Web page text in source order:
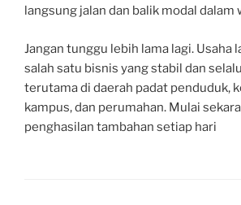
langsung jalan dan balik modal dalam
Jangan tunggu lebih lama lagi. Usaha
salah satu bisnis yang stabil dan
terutama di daerah padat penduduk,
kampus, dan perumahan. Mulai
penghasilan tambahan setiap hari